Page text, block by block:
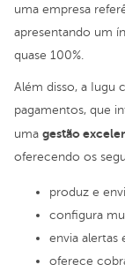
uma empresa
apresentando um
quase 100%.
Além disso, a Iugu
pagamentos, que
uma gestão
oferecendo os
produz e
configura
envia alertas
oferece